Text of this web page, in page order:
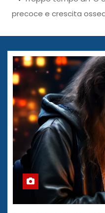
precoce e crescita